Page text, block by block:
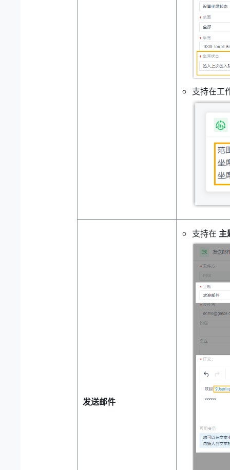
支持在工
发送邮件
支持在 主